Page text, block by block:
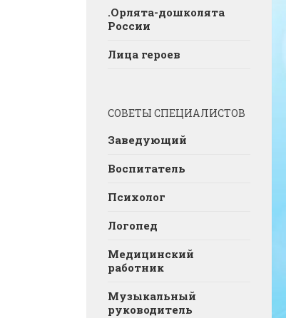
.Орлята-дошколята
России
Лица героев
СОВЕТЫ СПЕЦИАЛИСТОВ
Заведующий
Воспитатель
Психолог
Логопед
Медицинский
работник
Музыкальный
руководитель